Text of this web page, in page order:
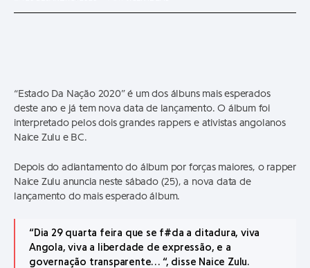
“Estado Da Nação 2020” é um dos álbuns mais esperados
deste ano e já tem nova data de lançamento. O álbum foi
interpretado pelos dois grandes rappers e ativistas angolanos
Naice Zulu e BC.
Depois do adiantamento do álbum por forças maiores, o rapper
Naice Zulu anuncia neste sábado (25), a nova data de
lançamento do mais esperado álbum.
“Dia 29 quarta feira que se f#da a ditadura, viva
Angola, viva a liberdade de expressão, e a
governação transparente… “, disse Naice Zulu.